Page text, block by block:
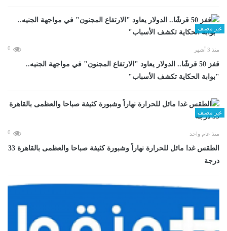
غير مصنف
منذ 3 أشهر 0
قفز 50 قرشًا.. الدولار يعاود "الارتفاع المجنون" في مواجهة الجنيه..
"بوابة الحكاية تكشف الأسباب"
غير مصنف
منذ عام واحد 0
الطقس غدا مائل للحرارة نهاراً وشبورة كثيفة صباحا والعظمى بالقاهرة 33
درجة